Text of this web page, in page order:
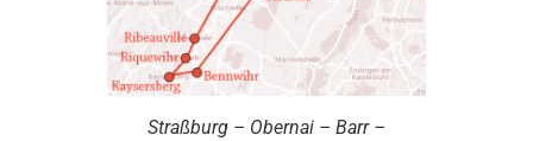
Straßburg – Obernai – Barr –